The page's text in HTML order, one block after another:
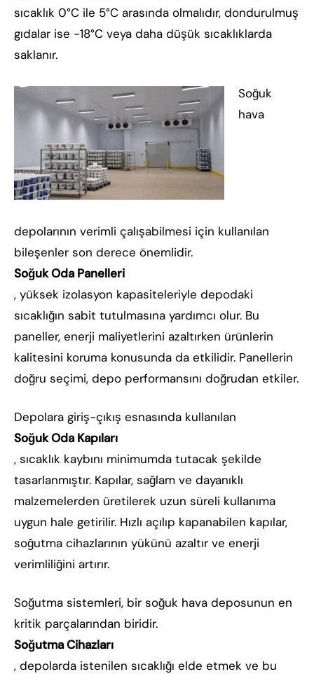
sıcaklık 0°C ile 5°C arasında olmalıdır, dondurulmuş
gıdalar ise -18°C veya daha düşük sıcaklıklarda
saklanır.
Soğuk
hava
depolarının verimli çalışabilmesi için kullanılan
bileşenler son derece önemlidir.
Soğuk Oda Panelleri
, yüksek izolasyon kapasiteleriyle depodaki
sıcaklığın sabit tutulmasına yardımcı olur. Bu
paneller, enerji maliyetlerini azaltırken ürünlerin
kalitesini koruma konusunda da etkilidir. Panellerin
doğru seçimi, depo performansını doğrudan etkiler.
Depolara giriş-çıkış esnasında kullanılan
Soğuk Oda Kapıları
, sıcaklık kaybını minimumda tutacak şekilde
tasarlanmıştır. Kapılar, sağlam ve dayanıklı
malzemelerden üretilerek uzun süreli kullanıma
uygun hale getirilir. Hızlı açılıp kapanabilen kapılar,
soğutma cihazlarının yükünü azaltır ve enerji
verimliliğini artırır.
Soğutma sistemleri, bir soğuk hava deposunun en
kritik parçalarından biridir.
Soğutma Cihazları
, depolarda istenilen sıcaklığı elde etmek ve bu